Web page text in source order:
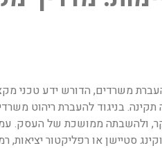
משרדים, הדורש ידע טכני
בניגוד להעברת ריהוט
יקר, ולהשבתה ממושכת של